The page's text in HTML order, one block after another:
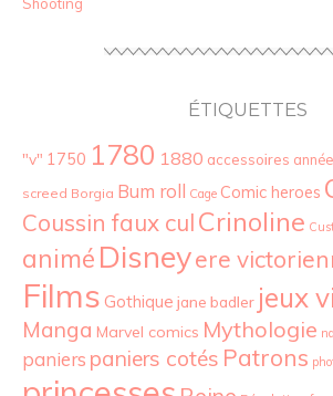
ÉTIQUETTES
"v" 1750 1780 1880 accessoires
screed Borgia Bum roll Cage Comic heroes
Coussin faux culCrinoline
animé Disneyere
Films Gothique jane badler jeux
Manga Marvel comics Mythologie
paniers paniers cotés Patrons